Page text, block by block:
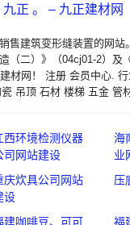
正 。 – 九正建材网
售建筑变形缝装置的网站
（二）》（04cj01-2）及
材网！ 注册 会员中心.
吊顶 石材 楼梯 五金 管材
西环境检测仪器
司网站建设
海
业
庆炊具公司网站
设
压
建咖啡豆、可可 福